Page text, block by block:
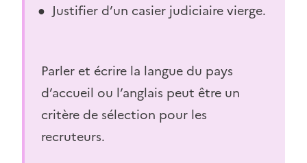
Justifier d’un casier judiciaire vierge.
Parler et écrire la langue du pays
d’accueil ou l’anglais peut être un
critère de sélection pour les
recruteurs.